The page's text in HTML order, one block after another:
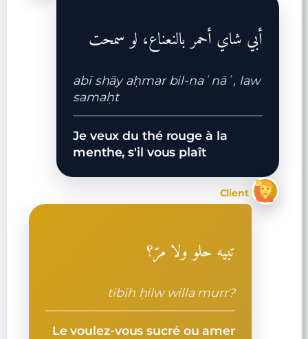
أبي شاي أحمر بالنعناع، لو سمحت
abī shāy aḥmar bil-naʿnāʿ, law
samaḥt
Je veux du thé rouge à la
menthe, s'il vous plaît
Client
تبيه حلو ولا مرّ؟
tibīh ḥilw willa murr?
Le voulez-vous sucré ou amer